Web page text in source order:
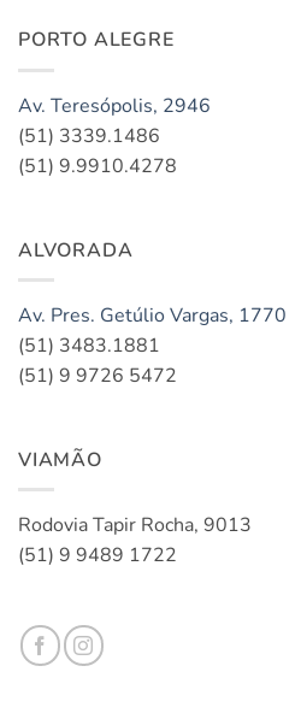
PORTO ALEGRE
Av. Teresópolis, 2946
(51) 3339.1486
(51) 9.9910.4278
ALVORADA
Av. Pres. Getúlio Vargas, 1770
(51) 3483.1881
(51) 9 9726 5472
VIAMÃO
Rodovia Tapir Rocha, 9013
(51) 9 9489 1722